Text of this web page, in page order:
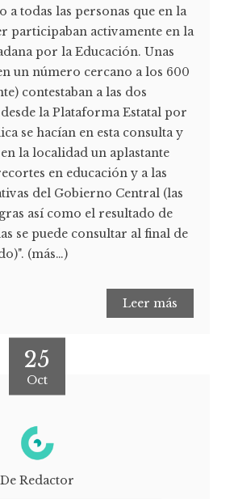
a todas las personas que en la
participaban activamente en la
por la Educación. Unas
un número cercano a los 600
contestaban a las dos
la Plataforma Estatal por
se hacían en esta consulta y
la localidad un aplastante
en educación y a las
del Gobierno Central (las
así como el resultado de
se puede consultar al final de
(más…)
Leer más
25
Oct
De Redactor